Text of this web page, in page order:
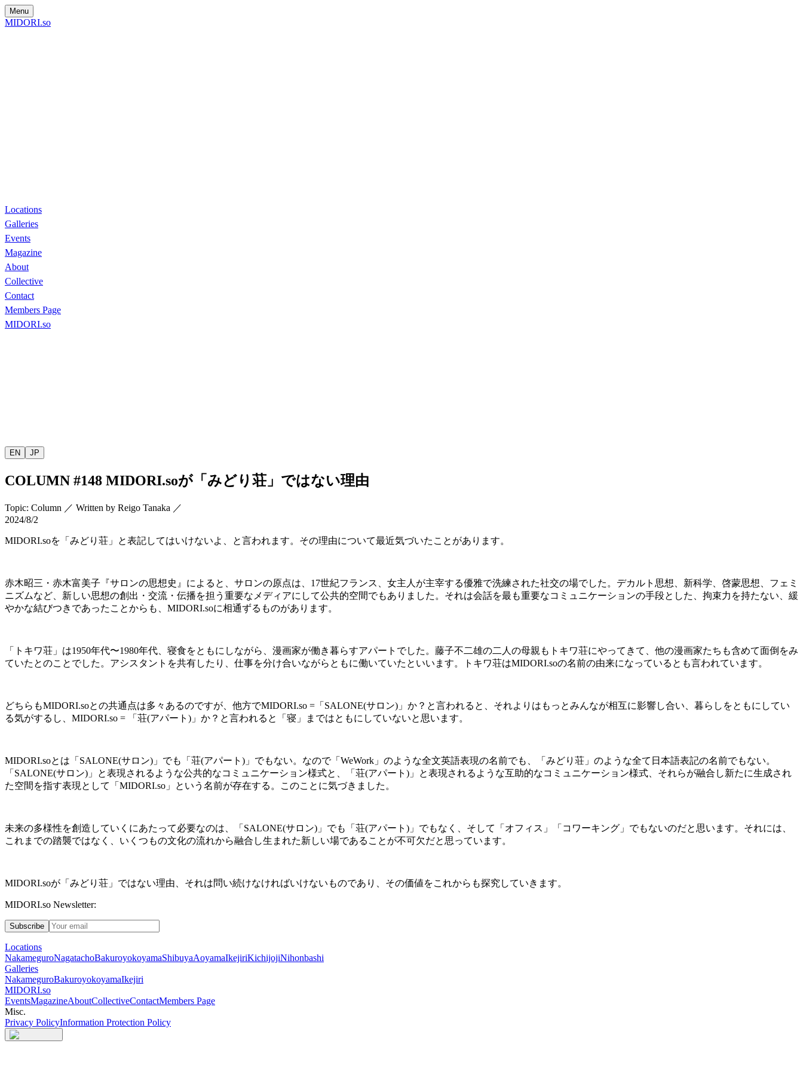
Menu
MIDORI.so
Locations
Galleries
Events
Magazine
About
Collective
Contact
Members Page
MIDORI.so
EN JP
COLUMN #148 MIDORI.soが「みどり荘」ではない理由
Topic: Column ／ Written by Reigo Tanaka ／
2024/8/2
MIDORI.soを「みどり荘」と表記してはいけないよ、と言われます。その理由について最近気づいたことがあります。
赤木昭三・赤木富美子『サロンの思想史』によると、サロンの原点は、 17世紀フランス、女主人が主宰する優雅で洗練された社交の場でした。デカルト思想、新科学、啓蒙思想、フェミ
ニズムなど、新しい思想の創出・交流・伝播を担う重要なメディアにして公共的空間でもありました。それは会話を最も重要なコミュニケーションの手段とした、拘束力を持たない、緩
やかな結びつきであったことからも、 MIDORI.soに相通ずるものがあります。
「トキワ荘」は1950年代〜1980年代、寝食をともにしながら、漫画家が働き暮らすアパートでした。藤子不二雄の二人の母親もトキワ荘にやってきて、他の漫画家たちも含めて面倒をみ
ていたとのことでした。アシスタントを共有したり、仕事を分け合いながらともに働いていたといいます。トキワ荘はMIDORI.soの名前の由来になっているとも言われています。
どちらもMIDORI.soとの共通点は多々あるのですが、他方でMIDORI.so = 「 SALONE(サロン) 」か？と言われると、それよりはもっとみんなが相互に影響し合い、暮らしをともにしてい
る気がするし、 MIDORI.so = 「荘(アパート ) 」か？と言われると「寝」まではともにしていないと思います。
MIDORI.soとは「 SALONE(サロン) 」でも「荘(アパート ) 」でもない。なので「 WeWork 」のような全文英語表現の名前でも、「みどり荘」のような全て日本語表記の名前でもない。
「 SALONE(サロン) 」と表現されるような公共的なコミュニケーション様式と、「荘(アパート ) 」と表現されるような互助的なコミュニケーション様式、それらが融合し新たに生成され
た空間を指す表現として「 MIDORI.so 」という名前が存在する。このことに気づきました。
未来の多様性を創造していくにあたって必要なのは、「 SALONE(サロン) 」でも「荘(アパート ) 」でもなく、そして「オフィス」「コワーキング」でもないのだと思います。それには、
これまでの踏襲ではなく、いくつもの文化の流れから融合し生まれた新しい場であることが不可欠だと思っています。
MIDORI.soが「みどり荘」ではない理由、それは問い続けなければいけないものであり、その価値をこれからも探究していきます。
MIDORI.so Newsletter:
Subscribe
Locations
NakameguroNagatachoBakuroyokoyamaShibuyaAoyamaIkejiriKichijojiNihonbashi
Galleries
NakameguroBakuroyokoyamaIkejiri
MIDORI.so
EventsMagazineAboutCollectiveContactMembers Page
Misc.
Privacy PolicyInformation Protection Policy